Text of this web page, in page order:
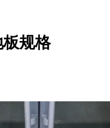
规格